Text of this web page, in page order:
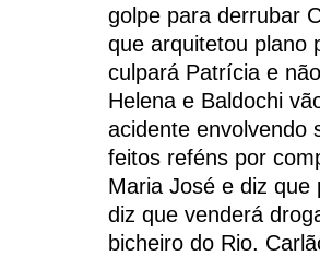
golpe para derrubar
que arquitetou plano
culpará Patrícia e
Helena e Baldochi
acidente envolvendo
feitos reféns por
Maria José e diz
diz que venderá
bicheiro do Rio.